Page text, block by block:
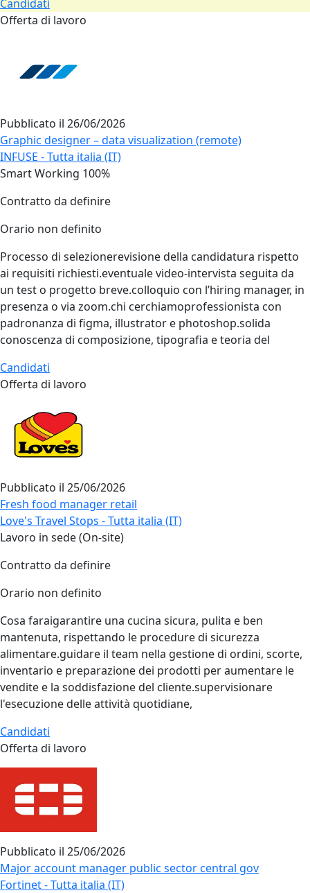
Candidati
Offerta di lavoro
Pubblicato il 26/06/2026
Graphic designer – data visualization (remote)
INFUSE - Tutta italia (IT)
Smart Working 100%
Contratto da definire
Orario non definito
Processo di selezionerevisione della candidatura rispetto
ai requisiti richiesti.eventuale video‑intervista seguita da
un test o progetto breve.colloquio con l’hiring manager, in
presenza o via zoom.chi cerchiamoprofessionista con
padronanza di figma, illustrator e photoshop.solida
conoscenza di composizione, tipografia e teoria del
Candidati
Offerta di lavoro
Pubblicato il 25/06/2026
Fresh food manager retail
Love's Travel Stops - Tutta italia (IT)
Lavoro in sede (On-site)
Contratto da definire
Orario non definito
Cosa faraigarantire una cucina sicura, pulita e ben
mantenuta, rispettando le procedure di sicurezza
alimentare.guidare il team nella gestione di ordini, scorte,
inventario e preparazione dei prodotti per aumentare le
vendite e la soddisfazione del cliente.supervisionare
l'esecuzione delle attività quotidiane,
Candidati
Offerta di lavoro
Pubblicato il 25/06/2026
Major account manager public sector central gov
Fortinet - Tutta italia (IT)